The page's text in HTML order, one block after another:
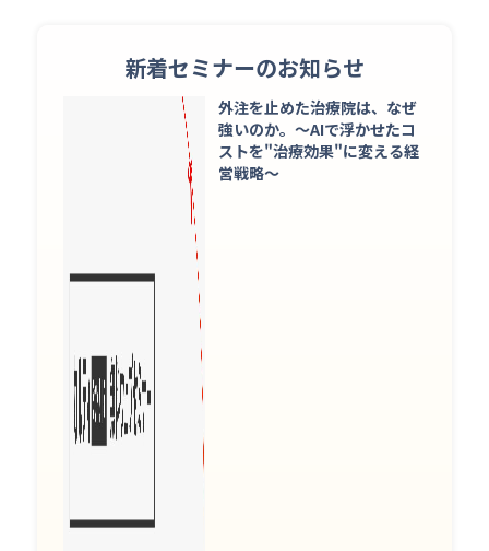
新着セミナーのお知らせ
外注を止めた治療院は、なぜ
強いのか。〜AIで浮かせたコ
ストを"治療効果"に変える経
営戦略〜